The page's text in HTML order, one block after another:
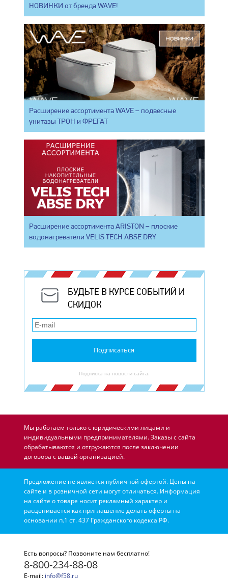
НОВИНКИ от бренда WAVE!
Расширение ассортимента WAVE – подвесные
унитазы ТРОН и ФРЕГАТ
Расширение ассортимента ARISTON – плоские
водонагреватели VELIS TECH ABSE DRY
БУДЬТЕ В КУРСЕ СОБЫТИЙ И
СКИДОК
Подписаться
Подписка на новости сайта.
Мы работаем только с юридическими лицами и
индивидуальными предпринимателями. Заказы с сайта
обрабатываются и отгружаются после заключении
договора с вашей организацией.
Предложение не является публичной офертой. Цены на
сайте и в розничной сети могут отличаться. Информация
на сайте о товаре носит рекламный характер и
расценивается как приглашение делать оферты на
основании п.1 ст. 437 Гражданского кодекса РФ.
Есть вопросы? Позвоните нам бесплатно!
8-800-234-88-08
E-mail: info@f58.ru